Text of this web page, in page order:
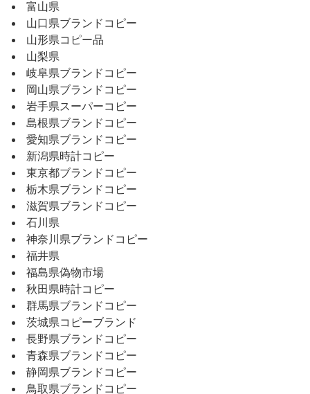
富山県
山口県ブランドコピー
山形県コピー品
山梨県
岐阜県ブランドコピー
岡山県ブランドコピー
岩手県スーパーコピー
島根県ブランドコピー
愛知県ブランドコピー
新潟県時計コピー
東京都ブランドコピー
栃木県ブランドコピー
滋賀県ブランドコピー
石川県
神奈川県ブランドコピー
福井県
福島県偽物市場
秋田県時計コピー
群馬県ブランドコピー
茨城県コピーブランド
長野県ブランドコピー
青森県ブランドコピー
静岡県ブランドコピー
鳥取県ブランドコピー